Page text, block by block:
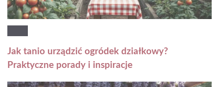
Jak tanio urządzić ogródek działkowy?
Praktyczne porady i inspiracje